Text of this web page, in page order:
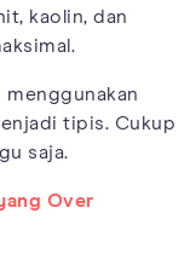
kaolin, dan
menggunakan
tipis. Cukup
saja.
Over